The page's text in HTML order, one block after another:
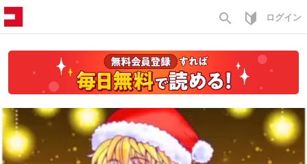
search ログイン